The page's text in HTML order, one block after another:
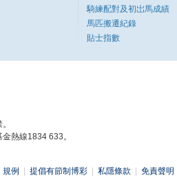
騎練配對及初岀馬成績
馬匹搬遷紀錄
貼士指數
熱線1834 633。
規例 提倡有節制博彩 私隱條款 免責聲明